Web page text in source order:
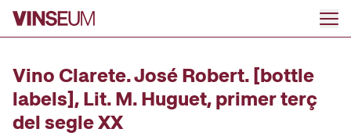
Go to content
Vino Clarete. José Robert. [bottle
labels], Lit. M. Huguet, primer terç
del segle XX